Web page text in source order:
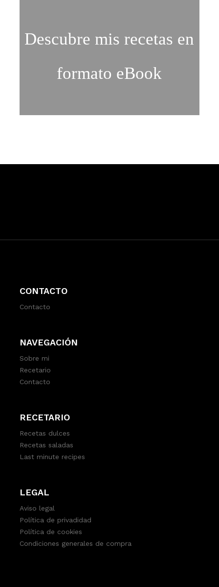
Descubre mis recetas en
formato eBook
CONTACTO
Contacto
NAVEGACIÓN
Sobre mi
Recetario
Contacto
RECETARIO
Recetas dulces
Recetas saladas
Last minute recipes
LEGAL
Aviso legal
Política de privadidad
Política de cookies
Condiciones generales de compra